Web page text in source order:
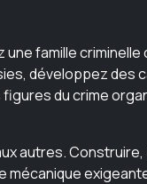
famille
développez des
du crime
autres.
mécanique